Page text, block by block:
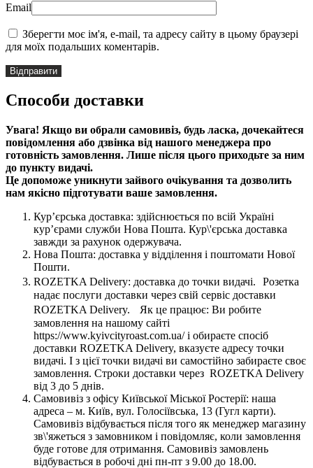
Email
Зберегти моє ім'я, e-mail, та адресу сайту в цьому браузері
для моїх подальших коментарів.
Способи доставки
Увага! Якщо ви обрали самовивіз, будь ласка, дочекайтеся
повідомлення або дзвінка від нашого менеджера про
готовність замовлення. Лише після цього приходьте за ним
до пункту видачі.
Це допоможе уникнути зайвого очікування та дозволить
нам якісно підготувати ваше замовлення.
Кур’єрська доставка: здійснюється по всій Україні
кур’єрами служби Нова Пошта. Кур\'єрська доставка
завжди за рахунок одержувача.
Нова Пошта: доставка у відділення і поштомати Нової
Пошти.
ROZETKA Delivery: доставка до точки видачі. Розетка
надає послуги доставки через свій сервіс доставки
ROZETKA Delivery. Як це працює: Ви робите
замовлення на нашому сайті
https://www.kyivcityroast.com.ua/ і обираєте спосіб
доставки ROZETKA Delivery, вказуєте адресу точки
видачі. І з цієї точки видачі ви самостійно забираєте своє
замовлення. Строки доставки через ROZETKA Delivery
від 3 до 5 днів.
Самовивіз з офісу Київської Міської Ростерії: наша
адреса – м. Київ, вул. Голосіївська, 13 (Гугл карти).
Самовивіз відбувається після того як менеджер магазину
зв\'яжеться з замовником і повідомляє, коли замовлення
буде готове для отримання. Самовивіз замовлень
відбувається в робочі дні пн-пт з 9.00 до 18.00.